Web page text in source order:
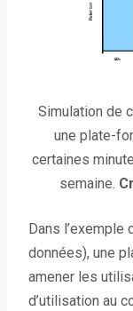
Simulation de
une plate-
certaines
semaine.
Dans
données), une
amener les
d’utilisation au